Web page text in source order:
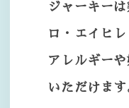
ジャーキー
ロ・エイヒ
アレルギー
いただけます